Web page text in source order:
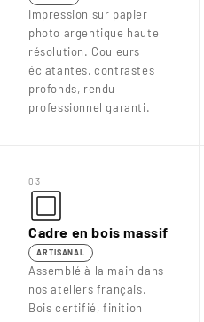
Impression sur papier
photo argentique haute
résolution. Couleurs
éclatantes, contrastes
profonds, rendu
professionnel garanti.
03
Cadre en bois massif
ARTISANAL
Assemblé à la main dans
nos ateliers français.
Bois certifié, finition